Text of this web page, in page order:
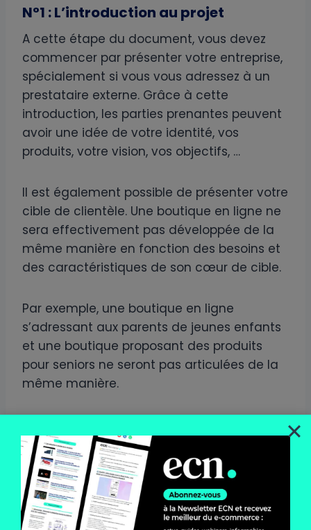
N°1 : L’introduction au projet
A cette étape du document, vous devez
commencer par présenter votre entreprise,
spécialement si vous vous adressez à un
prestataire externe. Grâce à cette
introduction, les parties prenantes peuvent
avoir une idée de votre identité, vos
produits, votre vision, vos objectifs, …
Il est également possible de présenter votre
cible de clientèle. Une boutique en ligne ne
sera effectivement pas développée de la
même manière en fonction des besoins et
des caractéristiques de son cœur de cible.
Par exemple, une boutique en ligne
s’adressant aux parents de jeunes enfants
et une boutique proposant des produits
pour seniors ne seront pas articulées de la
même manière.
Les objectifs quantitatifs et qualitatifs
doivent être présentés dans le cahier des
charges afin que les parties prenantes
aient une réelle idée de votre vision et de